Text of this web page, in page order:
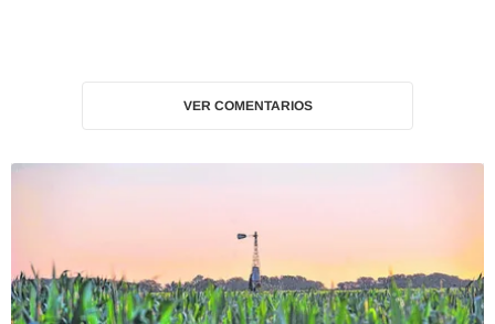
VER COMENTARIOS